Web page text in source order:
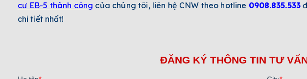
cư EB-5 thành công của chúng tôi, liên hệ CNW theo hotline 0908.835.533
chi tiết nhất!